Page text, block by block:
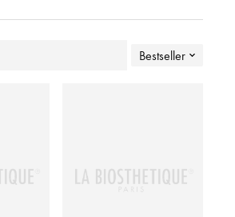
Bestseller